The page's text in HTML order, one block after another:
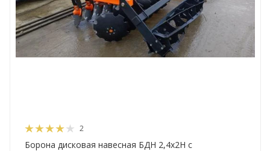
2
Борона дисковая навесная БДН 2,4х2Н с